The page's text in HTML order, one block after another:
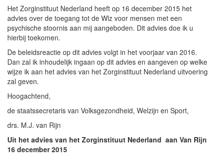
Het Zorginstituut Nederland heeft op 16 december 2015 het
advies over de toegang tot de Wlz voor mensen met een
psychische stoornis aan mij aangeboden. Dit advies doe ik u
hierbij toekomen.
De beleidsreactie op dit advies volgt in het voorjaar van 2016.
Dan zal ik inhoudelijk ingaan op dit advies en aangeven op welke
wijze ik aan het advies van het Zorginstituut Nederland uitvoering
zal geven.
Hoogachtend,
de staatssecretaris van Volksgezondheid, Welzijn en Sport,
drs. M.J. van Rijn
Uit het advies van het Zorginstituut Nederland aan Van Rijn
16 december 2015